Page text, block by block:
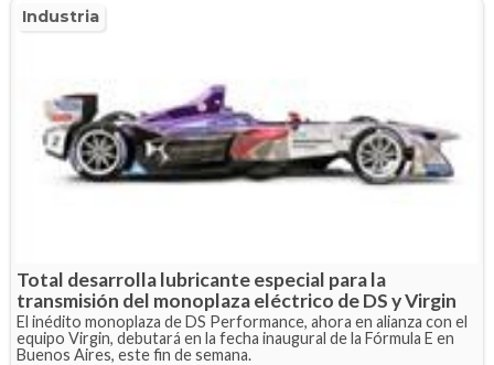
Industria
Total desarrolla lubricante especial para la
transmisión del monoplaza eléctrico de DS y Virgin
El inédito monoplaza de DS Performance, ahora en alianza con el
equipo Virgin, debutará en la fecha inaugural de la Fórmula E en
Buenos Aires, este fin de semana.